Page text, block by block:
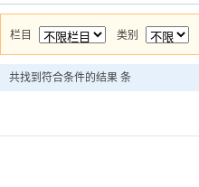
栏目 类别
共找到符合条件的结果 条